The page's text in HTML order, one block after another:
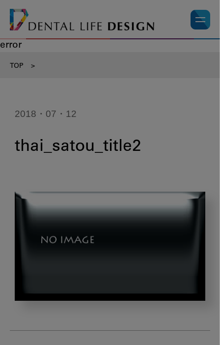
error
TOP >
2018・07・12
thai_satou_title2